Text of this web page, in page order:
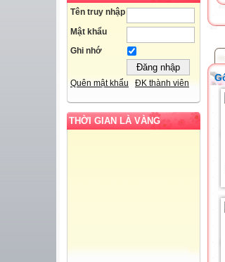
Tên truy nhập
Mật khẩu
Ghi nhớ
Quên mật khẩu ĐK thành viên
THỜI GIAN LÀ VÀNG